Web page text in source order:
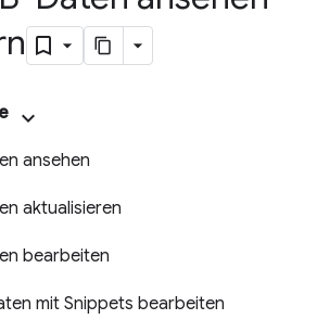
ansehen
aktualisieren
bearbeiten
mit Snippets bearbeiten